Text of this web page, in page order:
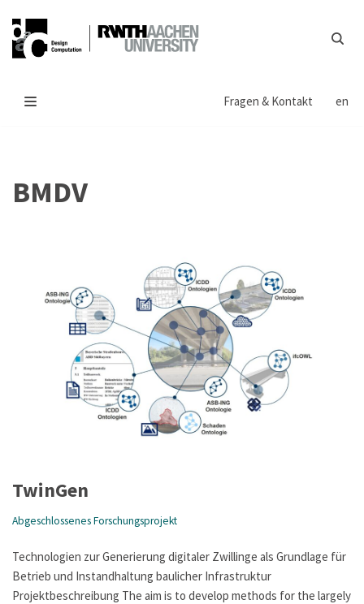
Zum
Inhalt
Fragen & Kontakt
en
BMDV
TwinGen
Abgeschlossenes Forschungsprojekt
Technologien zur Generierung digitaler Zwillinge als Grundlage für
Betrieb und Instandhaltung baulicher Infrastruktur
Projektbeschreibung The aim is to develop methods for the largely